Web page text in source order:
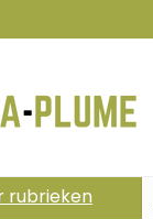
rubrieken